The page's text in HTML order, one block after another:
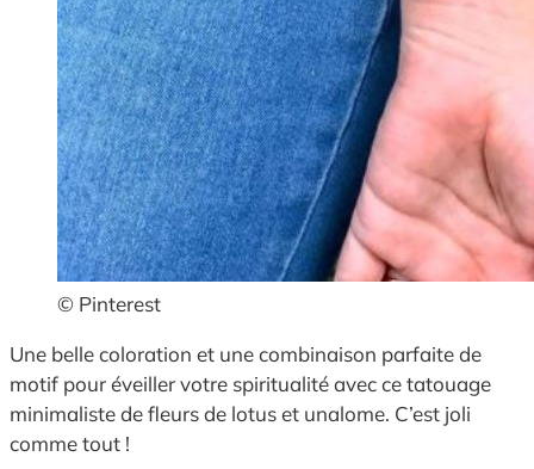
© Pinterest
Une belle coloration et une combinaison parfaite de
motif pour éveiller votre spiritualité avec ce tatouage
minimaliste de fleurs de lotus et unalome. C’est joli
comme tout !